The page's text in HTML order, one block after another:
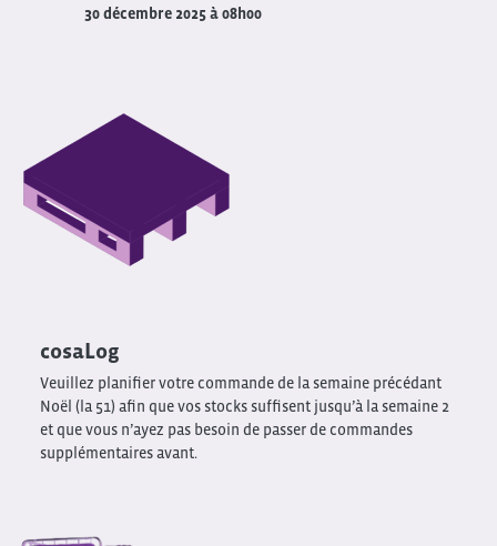
30 décembre 2025 à 08h00
cosaLog
Veuillez planifier votre commande de la semaine précédant
Noël (la 51) afin que vos stocks suffisent jusqu’à la semaine 2
et que vous n’ayez pas besoin de passer de commandes
supplémentaires avant.